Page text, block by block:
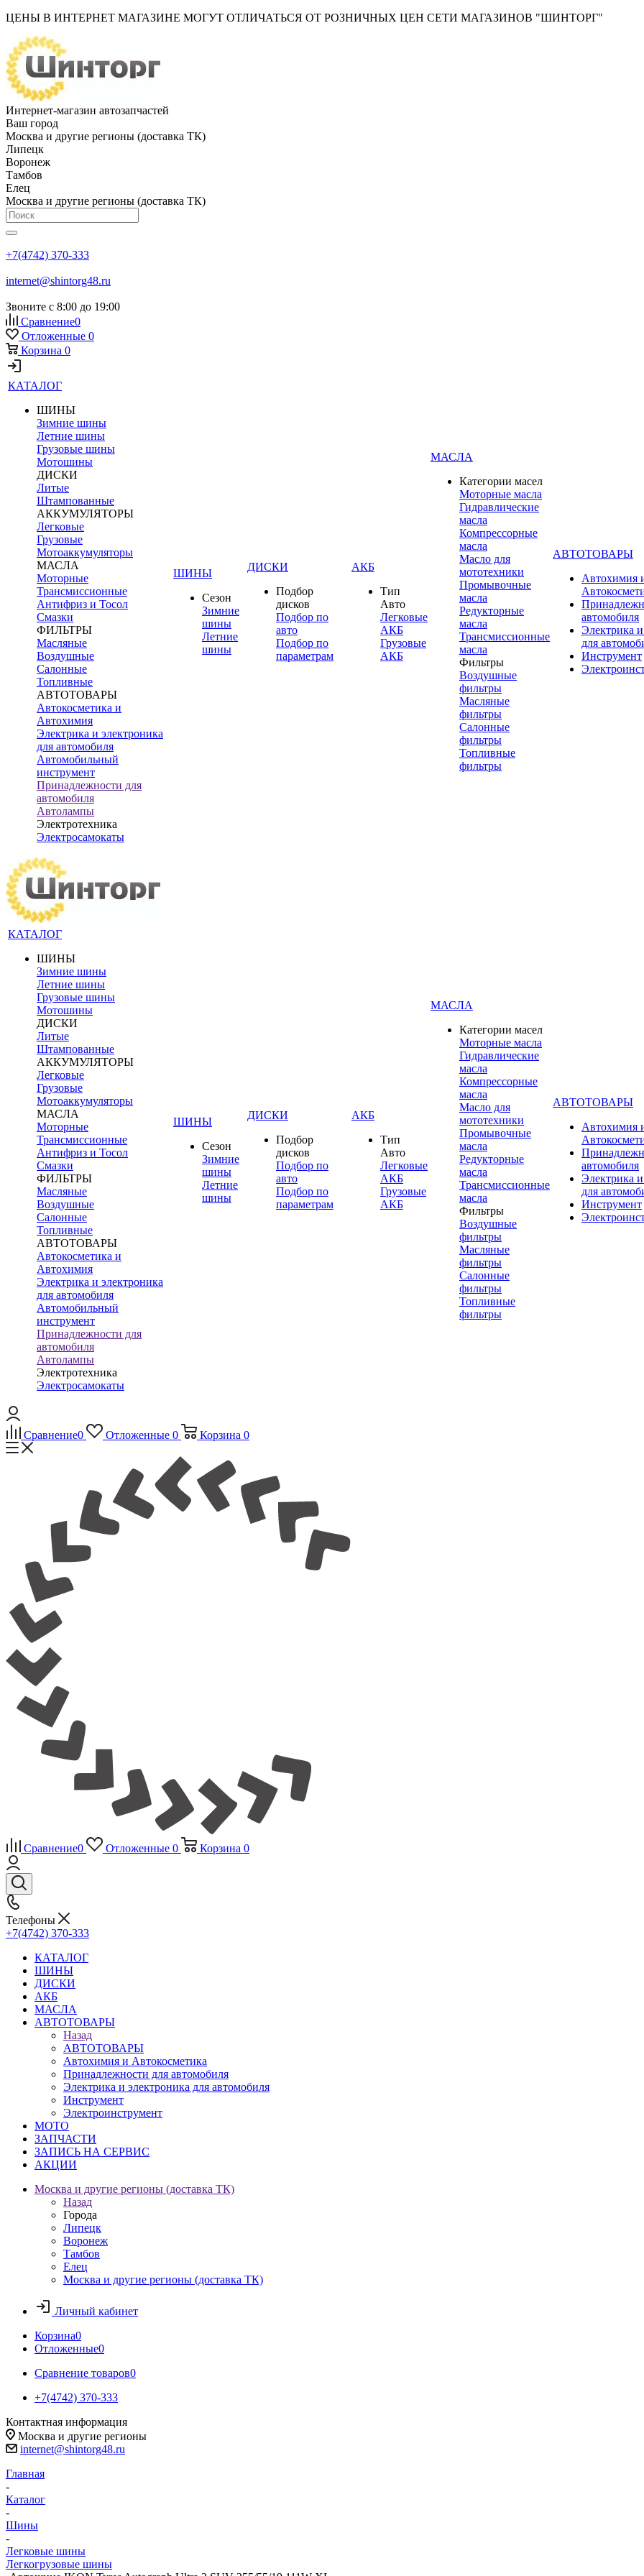
ЦЕНЫ В ИНТЕРНЕТ МАГАЗИНЕ МОГУТ ОТЛИЧАТЬСЯ ОТ РОЗНИЧНЫХ ЦЕН СЕТИ МАГАЗИНОВ "ШИНТОРГ"
Интернет-магазин автозапчастей
Ваш город
Москва и другие регионы (доставка ТК)
Липецк
Воронеж
Тамбов
Елец
Москва и другие регионы (доставка ТК)
+7(4742) 370-333
internet@shintorg48.ru
Звоните с 8:00 до 19:00
Сравнение0
Отложенные 0
Корзина 0
КАТАЛОГ
ШИНЫ
Зимние шины
Летние шины
Грузовые шины
Мотошины
ДИСКИ
Литые
Штампованные
АККУМУЛЯТОРЫ
Легковые
Грузовые
Мотоаккумуляторы
МАСЛА
Моторные
Трансмиссионные
Антифриз и Тосол
Смазки
ФИЛЬТРЫ
Масляные
Воздушные
Салонные
Топливные
АВТОТОВАРЫ
Автокосметика и
Автохимия
Электрика и электроника
для автомобиля
Автомобильный
инструмент
Принадлежности для
автомобиля
Автолампы
Электротехника
Электросамокаты
ШИНЫ
Сезон
Зимние
шины
Летние
шины
ДИСКИ
Подбор
дисков
Подбор по
авто
Подбор по
параметрам
АКБ
Тип
Авто
Легковые
АКБ
Грузовые
АКБ
МАСЛА
Категории масел
Моторные масла
Гидравлические
масла
Компрессорные
масла
Масло для
мототехники
Промывочные
масла
Редукторные
масла
Трансмиссионные
масла
Фильтры
Воздушные
фильтры
Масляные
фильтры
Салонные
фильтры
Топливные
фильтры
АВТОТОВАРЫ
Автохимия
автомобиля
Электрика
для
Инструмент
КАТАЛОГ
ШИНЫ
Зимние шины
Летние шины
Грузовые шины
Мотошины
ДИСКИ
Литые
Штампованные
АККУМУЛЯТОРЫ
Легковые
Грузовые
Мотоаккумуляторы
МАСЛА
Моторные
Трансмиссионные
Антифриз и Тосол
Смазки
ФИЛЬТРЫ
Масляные
Воздушные
Салонные
Топливные
АВТОТОВАРЫ
Автокосметика и
Автохимия
Электрика и электроника
для автомобиля
Автомобильный
инструмент
Принадлежности для
автомобиля
Автолампы
Электротехника
Электросамокаты
ШИНЫ
Сезон
Зимние
шины
Летние
шины
ДИСКИ
Подбор
дисков
Подбор по
авто
Подбор по
параметрам
АКБ
Тип
Авто
Легковые
АКБ
Грузовые
АКБ
МАСЛА
Категории масел
Моторные масла
Гидравлические
масла
Компрессорные
масла
Масло для
мототехники
Промывочные
масла
Редукторные
масла
Трансмиссионные
масла
Фильтры
Воздушные
фильтры
Масляные
фильтры
Салонные
фильтры
Топливные
фильтры
АВТОТОВАРЫ
Автохимия
автомобиля
Электрика
для
Инструмент
Сравнение0 Отложенные 0 Корзина 0
Сравнение0 Отложенные 0 Корзина 0
Телефоны
+7(4742) 370-333
КАТАЛОГ
ШИНЫ
ДИСКИ
АКБ
МАСЛА
АВТОТОВАРЫ
Назад
АВТОТОВАРЫ
Автохимия и Автокосметика
Принадлежности для автомобиля
Электрика и электроника для автомобиля
Инструмент
Электроинструмент
МОТО
ЗАПЧАСТИ
ЗАПИСЬ НА СЕРВИС
АКЦИИ
Москва и другие регионы (доставка ТК)
Назад
Города
Липецк
Воронеж
Тамбов
Елец
Москва и другие регионы (доставка ТК)
Личный кабинет
Корзина0
Отложенные0
Сравнение товаров0
+7(4742) 370-333
Контактная информация
Москва и другие регионы
internet@shintorg48.ru
Главная
-
Каталог
-
Шины
-
Легковые шины
Легкогрузовые шины